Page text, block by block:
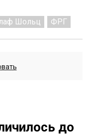
Шольц ФРГ
до